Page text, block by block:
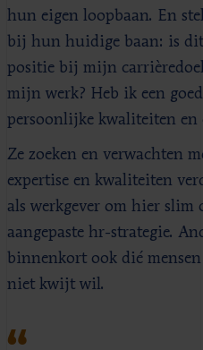
hun eigen loopbaan. En
bij hun huidige baan: is
positie bij mijn
mijn werk? Heb ik een
persoonlijke kwaliteiten
Ze zoeken en verwachten
expertise en kwaliteiten
als werkgever om hier slim
aangepaste hr-strategie.
binnenkort ook dié
niet kwijt wil.